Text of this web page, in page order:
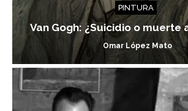
PINTURA
Van Gogh: ¿Suicidio o muerte
Omar López Mato